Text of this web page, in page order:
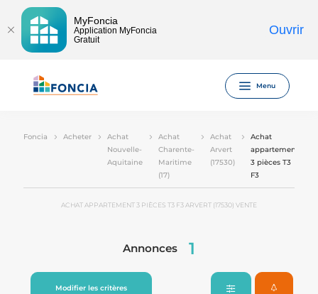
MyFoncia
Application MyFoncia
Gratuit
Ouvrir
Menu
Foncia Acheter
Achat
Nouvelle-
Aquitaine
Achat
Charente-
Maritime
(17)
Achat
Arvert
(17530)
Achat
appartement
3 pièces T3
F3
ACHAT APPARTEMENT 3 PIÈCES T3 F3 ARVERT (17530) VENTE
Annonces 1
Modifier les critères